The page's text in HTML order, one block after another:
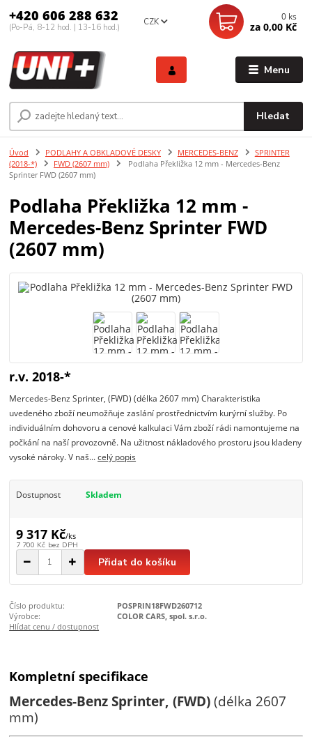
Menu
CZK
Hledat
+420 606 288 632
(Po-Pá, 8-12 hod. | 13-16 hod.)
0 ks
za 0,00 Kč
Úvod PODLAHY A OBKLADOVÉ DESKY MERCEDES-BENZ
SPRINTER
(2018-*)
FWD (2607 mm)
Podlaha Překližka 12 mm - Mercedes-Benz
Sprinter FWD (2607 mm)
Podlaha Překližka 12 mm -
Mercedes-Benz Sprinter FWD
(2607 mm)
r.v. 2018-*
Mercedes-Benz Sprinter, (FWD) (délka 2607 mm) Charakteristika
uvedeného zboží neumožňuje zaslání prostřednictvím kurýrní služby. Po
individuálním dohovoru a cenové kalkulaci Vám zboží rádi namontujeme na
počkání na naší provozovně. Na užitnost nákladového prostoru jsou kladeny
vysoké nároky. V naš...celý popis
Dostupnost Skladem
9 317 Kč/ks
7 700 Kč bez DPH
Přidat do košíku
Číslo produktu:
POSPRIN18FWD260712
Výrobce:
COLOR CARS, spol. s.r.o.
Hlídat cenu / dostupnost
Kompletní specifikace
Mercedes-Benz Sprinter, (FWD)(délka 2607
mm)